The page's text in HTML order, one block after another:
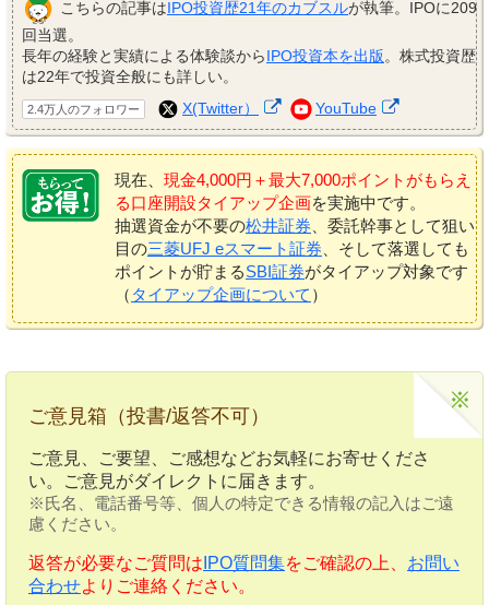
こちらの記事はIPO投資歴21年のカブスルが執筆。IPOに209
回当選。
長年の経験と実績による体験談からIPO投資本を出版。株式投資歴
は22年で投資全般にも詳しい。
2.4万人のフォロワー X(Twitter） YouTube
現在、 現金4,000円＋最大7,000ポイントがもらえ
る口座開設タイアップ企画を実施中です。
抽選資金が不要の松井証券、委託幹事として狙い
目の三菱UFJ eスマート証券、そして落選しても
ポイントが貯まるSBI証券がタイアップ対象です
（ タイアップ企画について ）
ご意見箱（投書/返答不可）
ご意見、ご要望、ご感想などお気軽にお寄せくださ
い。ご意見がダイレクトに届きます。
※氏名、電話番号等、個人の特定できる情報の記入はご遠
慮ください。
返答が必要なご質問は IPO質問集をご確認の上、 お問い
合わせよりご連絡ください。